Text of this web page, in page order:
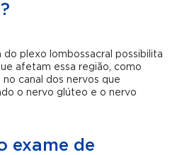
do plexo lombossacral possibilita
afetam essa região, como
canal dos nervos que
o nervo glúteo e o nervo
exame de